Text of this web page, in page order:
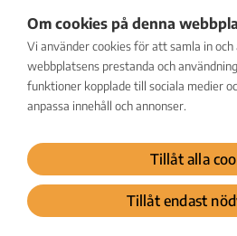
PB 380 (Hagnäskajen 6), 00531
Vapaudenkatu 58, 40100 JYVÄSKYLÄ
kirjaamo@karvi.fi
029 533 1600
Dataskydd
© Karvi 2026
Om cookies på denna
Vi använder cookies för att samla in
webbplatsens prestanda och
funktioner kopplade till sociala medier
anpassa innehåll och annonser.
Tillåt alla
Tillåt endast